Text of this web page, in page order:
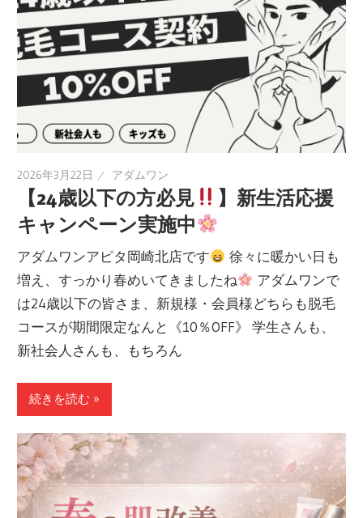
2026年3月22日 アダムワン
【24歳以下の方必見
】新生活応援
キャンペーン実施中
アダムワンアピタ岡崎北店です
徐々に暖かい日も
増え、すっかり春めいてきましたね
アダムワンで
は24歳以下の皆さま、新規様・会員様どちらも脱毛
コースが期間限定なんと《10％OFF》 学生さんも、
新社会人さんも、もちろん
続きを読む »